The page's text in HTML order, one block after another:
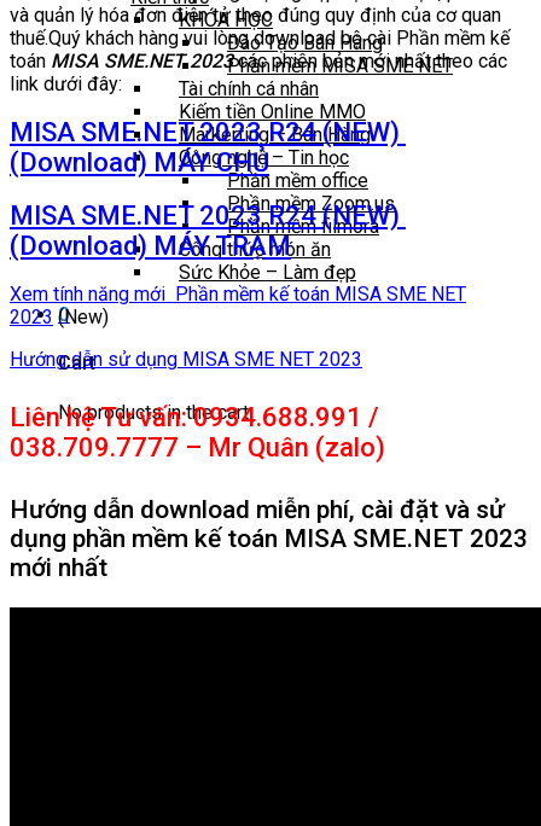
KHÓA HỌC
Đào Tạo Bán Hàng
Phần mềm MISA SME NET
Tài chính cá nhân
Kiếm tiền Online MMO
Markerting – Bán Hàng
Công nghệ – Tin học
Phần mềm office
Phần mềm Zoom.us
Phần mềm filmora
Công thức món ăn
Sức Khỏe – Làm đẹp
0
Cart
No products in the cart.
và quản lý hóa đơn điện tử theo đúng quy định của cơ quan
thuế.Quý khách hàng vui lòng download bộ cài Phần mềm kế
toán MISA SME.NET 2023 các phiên bản mới nhất theo các
link dưới đây:
MISA SME.NET 2023 R24 (NEW)
(Download) MÁY CHỦ
MISA SME.NET 2023 R24 (NEW)
(Download) MÁY TRẠM
Xem tính năng mới Phần mềm kế toán MISA SME NET
2023 (New)
Hướng dẫn sử dụng MISA SME NET 2023
Liên hệ Tư vấn: 0934.688.991 /
038.709.7777 – Mr Quân (zalo)
Hướng dẫn download miễn phí, cài đặt và sử
dụng phần mềm kế toán MISA SME.NET 2023
mới nhất